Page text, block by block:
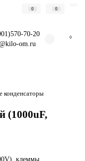
0 0
70-20
om.ru
0
конденсаторы
(1000uF,